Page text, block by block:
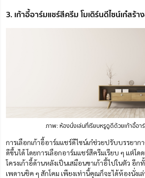
3. เก้าอี้อาร์มแชร์สีครีม โมเดิร์นดีไซน์เก๋สร้า
ภาพ: ห้องนั่งเล่นที่เรียบหรูดูดีด้วยเก้าอี้อา
การเลือกเก้าอี้อาร์มแชร์ดีไซน์เก๋ช่วยปรับบรรยา
ดีขึ้นได้ โดยการเลือกอาร์มแชร์สีครีมเรียบ ๆ แต่โ
โครงเก้าอี้ด้านหลังเป็นเสมือนขาเก้าอี้ไปในตัว อีก
เพดานชิค ๆ สักโคม เพียงเท่านี้คุณก็จะได้ห้องนั่งเ